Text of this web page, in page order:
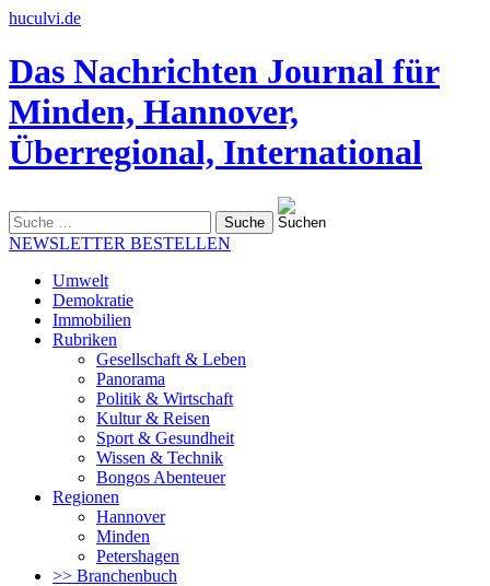
huculvi.de
Das Nachrichten Journal für
Minden, Hannover,
Überregional, International
nach:
NEWSLETTER BESTELLEN
Umwelt
Demokratie
Immobilien
Rubriken
Gesellschaft & Leben
Panorama
Politik & Wirtschaft
Kultur & Reisen
Sport & Gesundheit
Wissen & Technik
Bongos Abenteuer
Regionen
Hannover
Minden
Petershagen
>> Branchenbuch